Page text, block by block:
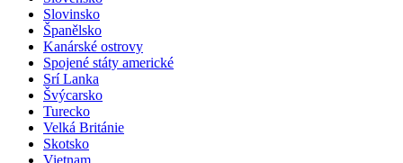
Slovinsko
Španělsko
Kanárské ostrovy
Spojené státy americké
Srí Lanka
Švýcarsko
Turecko
Velká Británie
Skotsko
Vietnam